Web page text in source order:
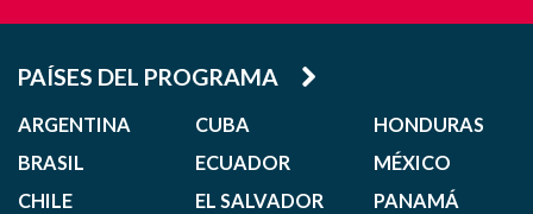
PAÍSES DEL PROGRAMA
ARGENTINA
BRASIL
CHILE
CUBA
ECUADOR
EL SALVADOR
HONDURAS
MÉXICO
PANAMÁ